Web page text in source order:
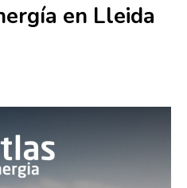
en Lleida